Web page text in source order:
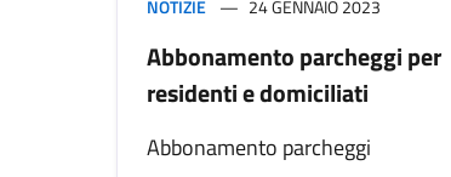
NOTIZIE 24 GENNAIO 2023
Abbonamento parcheggi per
residenti e domiciliati
Abbonamento parcheggi